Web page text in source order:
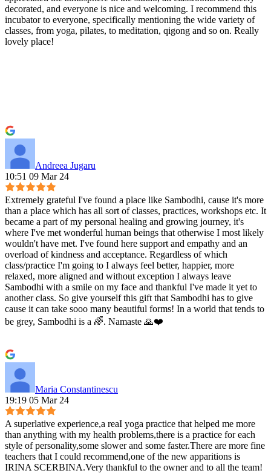
decorated, and everyone is nice and welcoming. I recommend this
incubator to everyone, specifically mentioning the wide variety of
classes, from yoga, pilates, to meditation, qigong and so on. Really
lovely place!
Andreea Jugaru
10:51 09 Mar 24
Extremely grateful I've found a place like Sambodhi, cause it's more
than a place which has all sort of classes, practices, workshops etc. It
became a part of my personal healing and growing journey, it's
where I've met wonderful human beings that otherwise I most likely
wouldn't have met. I've found here support and empathy and an
overload of kindness and acceptance. Regardless of which
class/practice I'm going to I always feel better, happier, more
relaxed, more aligned and without exception I always leave
Sambodhi with a smile on my face and thankful I've made it yet to
another class. So give yourself this gift that Sambodhi has to give
cause it can take sooo many beautiful forms! In a world that tends to
be grey, Sambodhi is a 🌈. Namaste 🙏❤️
Maria Constantinescu
19:19 05 Mar 24
A superlative experience,a reaI yoga practice that helped me more
than anything with my health problems,there is a practice for each
style of personality,some slower and some faster.There are more fine
teachers that I could recommend,one of the new apparitions is
IRINA SCERBINA.Very thankful to the owner and to all the team!